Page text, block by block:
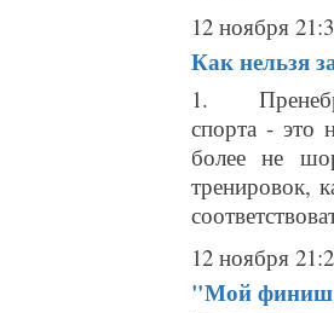
12 ноября
Как нельзя
1.
спорта - это
более не
тренировок,
12 ноября
"Мой финиш